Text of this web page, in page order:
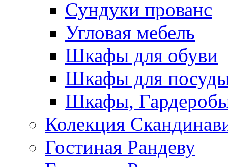
Сундуки прованс
Угловая мебель
Шкафы для обуви
Шкафы для
Шкафы,
Колекция
Гостиная Рандеву